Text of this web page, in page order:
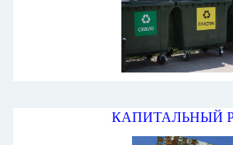
КАПИТАЛЬНЫЙ